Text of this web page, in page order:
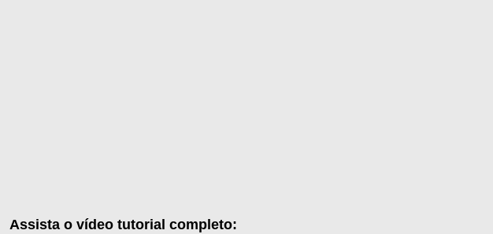
Assista o vídeo tutorial completo: